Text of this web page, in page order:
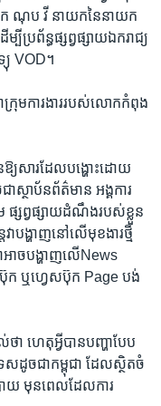
ក​ ​ណុប វី​ ​នាយក​នៃ​នាយក​
បី​ប្រព័ន្ធ​ផ្សព្វ​ផ្សាយ​ឯករាជ្យ​
​VOD។
ក្រុម​ការងារ​របស់​លោក​កំពុង​
យ​សារ​ដែល​បង្ហោះ​ដោយ​
ស្ថាប័ន​ព័ត៌មាន​ ​អង្គការ​
ផ្សព្វ​ផ្សាយ​ដំណឹង​របស់​ខ្លួន​
ា​បង្ហាញ​នៅ​លើ​មុខងារ​ថ្មី​
ាច​បង្ហាញ​លើNews
ប៊ុក ឬ​ហ្វេស​ប៊ុក​ ​Page​ បង់
ថា​ ​ហេតុ​អ្វី​បាន​បញ្ហា​បែប​
េស​ដូច​ជា​កម្ពុជា​ ​ដែល​ស្ថិត​ចំ
ាយ​ មុន​ពេល​ដែល​ការ